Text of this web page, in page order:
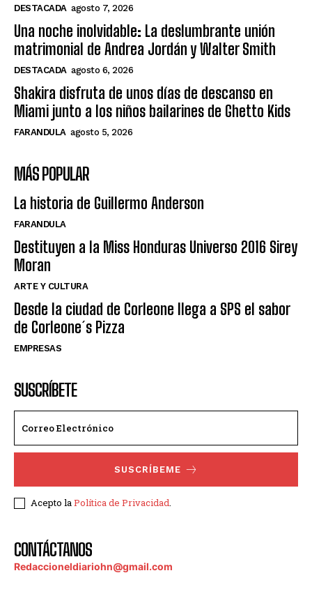
DESTACADA agosto 7, 2026
Una noche inolvidable: La deslumbrante unión
matrimonial de Andrea Jordán y Walter Smith
DESTACADA agosto 6, 2026
Shakira disfruta de unos días de descanso en
Miami junto a los niños bailarines de Ghetto Kids
FARANDULA agosto 5, 2026
MÁS POPULAR
La historia de Guillermo Anderson
FARANDULA
Destituyen a la Miss Honduras Universo 2016 Sirey
Moran
ARTE Y CULTURA
Desde la ciudad de Corleone llega a SPS el sabor
de Corleone´s Pizza
EMPRESAS
SUSCRÍBETE
SUSCRÍBEME
Acepto laPolítica de Privacidad.
CONTÁCTANOS
Redaccioneldiariohn@gmail.com